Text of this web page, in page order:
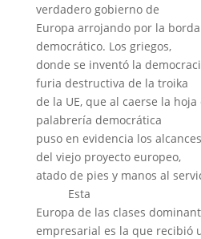
verdadero gobierno de
Europa arrojando por la
democrático. Los griegos,
donde se inventó la
furia destructiva de la troika
de la UE, que al caerse la
palabrería democrática
puso en evidencia los
del viejo proyecto europeo,
atado de pies y manos al
Esta
Europa de las clases
empresarial es la que recibió